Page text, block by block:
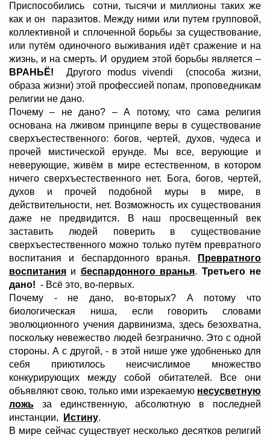
Приспособились сотни, тысячи и миллионы таких же
как и он паразитов. Между ними или путем групповой,
коллективной и сплоченной борьбы за существование,
или путём одиночного выживания идёт сражение и на
жизнь, и на смерть. И орудием этой борьбы является –
ВРАНЬЁ! Другого modus vivendi (способа жизни,
образа жизни) этой профессией попам, проповедникам
религии не дано.
Почему – не дано? – А потому, что сама религия
основана на лживом принципе веры в существование
сверхъестественного: богов, чертей, духов, чудеса и
прочей мистической ерунде. Мы все, верующие и
неверующие, живём в мире естественном, в котором
ничего сверхъестественного нет. Бога, богов, чертей,
духов и прочей подобной муры в мире, в
действительности, нет. Возможность их существования
даже не предвидится. В наш просвещенный век
заставить людей поверить в существование
сверхъестественного можно только путём превратного
воспитания и беспардонного вранья.
Превратного
воспитания и беспардонного вранья. Третьего не
дано! - Всё это, во-первых.
Почему - не дано, во-вторых? А потому что
биологическая ниша, если говорить словами
эволюционного учения дарвинизма, здесь безохватна,
поскольку невежество людей безгранично. Это с одной
стороны. А с другой, - в этой нише уже удобненько для
себя приютилось неисчислимое множество
конкурирующих между собой обитателей. Все они
объявляют свою, только ими изрекаемую несусветную
ложь
за единственную, абсолютную в последней
инстанции,
Истину.
В мире сейчас существует несколько десятков религий